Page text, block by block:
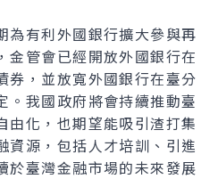
為有利外國銀行擴大參與再
金管會已經開放外國銀行在
券，並放寬外國銀行在臺分
。我國政府將會持續推動臺
由化，也期望能吸引渣打集
資源，包括人才培訓、引進
於臺灣金融市場的未來發展